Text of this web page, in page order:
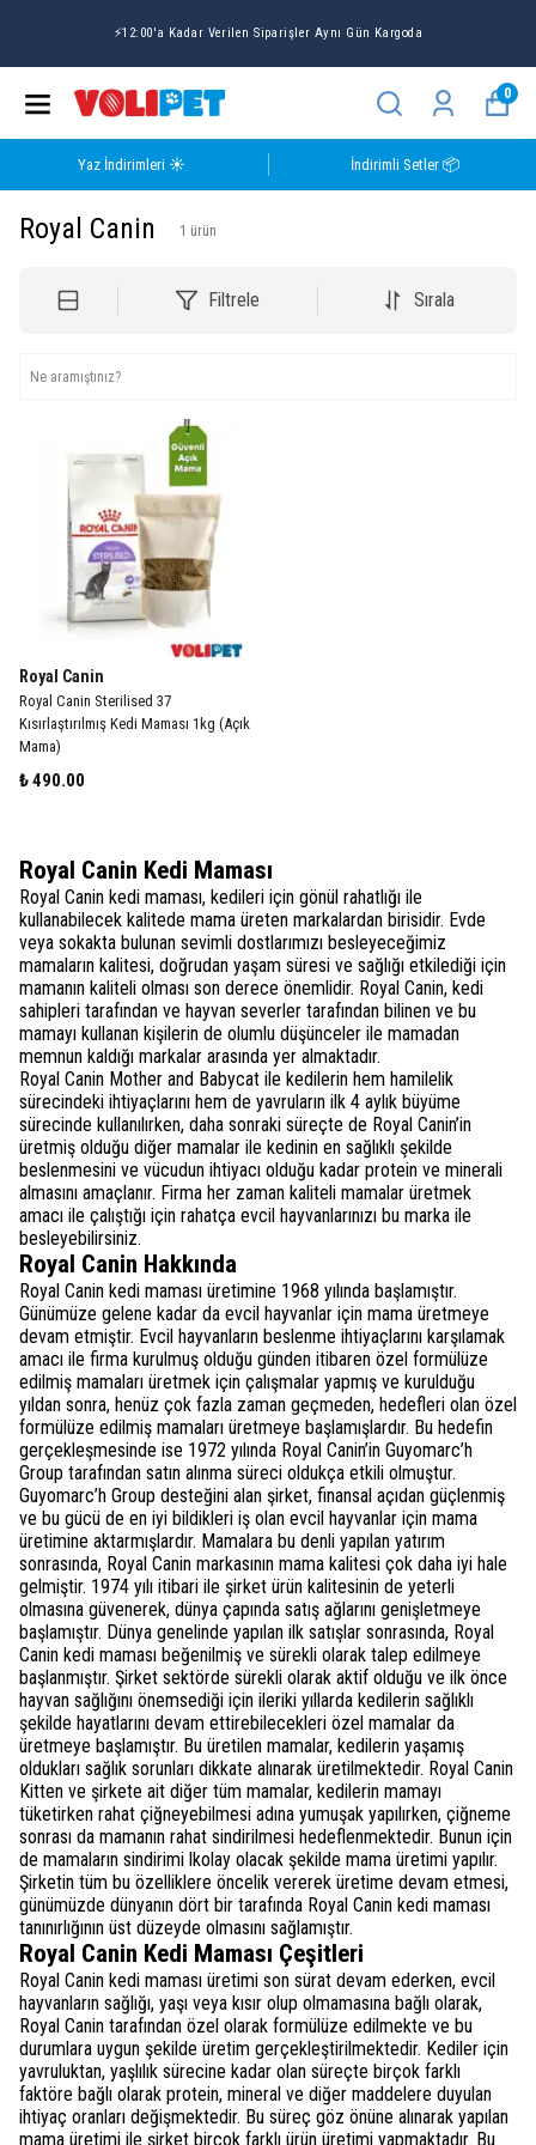
⚡12:00'a Kadar Verilen Siparişler Aynı Gün Kargoda
0
Yaz İndirimleri ☀️ İndirimli Setler 📦
Royal Canin 1 ürün
Filtrele Sırala
Royal Canin
Royal Canin Sterilised 37
Kısırlaştırılmış Kedi Maması 1kg (Açık
Mama)
₺ 490.00
Royal Canin Kedi Maması
Royal Canin kedi maması, kedileri için gönül rahatlığı ile
kullanabilecek kalitede mama üreten markalardan birisidir. Evde
veya sokakta bulunan sevimli dostlarımızı besleyeceğimiz
mamaların kalitesi, doğrudan yaşam süresi ve sağlığı etkilediği için
mamanın kaliteli olması son derece önemlidir. Royal Canin, kedi
sahipleri tarafından ve hayvan severler tarafından bilinen ve bu
mamayı kullanan kişilerin de olumlu düşünceler ile mamadan
memnun kaldığı markalar arasında yer almaktadır.
Royal Canin Mother and Babycat ile kedilerin hem hamilelik
sürecindeki ihtiyaçlarını hem de yavruların ilk 4 aylık büyüme
sürecinde kullanılırken, daha sonraki süreçte de Royal Canin’in
üretmiş olduğu diğer mamalar ile kedinin en sağlıklı şekilde
beslenmesini ve vücudun ihtiyacı olduğu kadar protein ve minerali
almasını amaçlanır. Firma her zaman kaliteli mamalar üretmek
amacı ile çalıştığı için rahatça evcil hayvanlarınızı bu marka ile
besleyebilirsiniz.
Royal Canin Hakkında
Royal Canin kedi maması üretimine 1968 yılında başlamıştır.
Günümüze gelene kadar da evcil hayvanlar için mama üretmeye
devam etmiştir. Evcil hayvanların beslenme ihtiyaçlarını karşılamak
amacı ile firma kurulmuş olduğu günden itibaren özel formülüze
edilmiş mamaları üretmek için çalışmalar yapmış ve kurulduğu
yıldan sonra, henüz çok fazla zaman geçmeden, hedefleri olan özel
formülüze edilmiş mamaları üretmeye başlamışlardır. Bu hedefin
gerçekleşmesinde ise 1972 yılında Royal Canin’in Guyomarc’h
Group tarafından satın alınma süreci oldukça etkili olmuştur.
Guyomarc’h Group desteğini alan şirket, finansal açıdan güçlenmiş
ve bu gücü de en iyi bildikleri iş olan evcil hayvanlar için mama
üretimine aktarmışlardır. Mamalara bu denli yapılan yatırım
sonrasında, Royal Canin markasının mama kalitesi çok daha iyi hale
gelmiştir. 1974 yılı itibari ile şirket ürün kalitesinin de yeterli
olmasına güvenerek, dünya çapında satış ağlarını genişletmeye
başlamıştır. Dünya genelinde yapılan ilk satışlar sonrasında, Royal
Canin kedi maması beğenilmiş ve sürekli olarak talep edilmeye
başlanmıştır. Şirket sektörde sürekli olarak aktif olduğu ve ilk önce
hayvan sağlığını önemsediği için ileriki yıllarda kedilerin sağlıklı
şekilde hayatlarını devam ettirebilecekleri özel mamalar da
üretmeye başlamıştır. Bu üretilen mamalar, kedilerin yaşamış
oldukları sağlık sorunları dikkate alınarak üretilmektedir. Royal Canin
Kitten ve şirkete ait diğer tüm mamalar, kedilerin mamayı
tüketirken rahat çiğneyebilmesi adına yumuşak yapılırken, çiğneme
sonrası da mamanın rahat sindirilmesi hedeflenmektedir. Bunun için
de mamaların sindirimi lkolay olacak şekilde mama üretimi yapılır.
Şirketin tüm bu özelliklere öncelik vererek üretime devam etmesi,
günümüzde dünyanın dört bir tarafında Royal Canin kedi maması
tanınırlığının üst düzeyde olmasını sağlamıştır.
Royal Canin Kedi Maması Çeşitleri
Royal Canin kedi maması üretimi son sürat devam ederken, evcil
hayvanların sağlığı, yaşı veya kısır olup olmamasına bağlı olarak,
Royal Canin tarafından özel olarak formülüze edilmekte ve bu
durumlara uygun şekilde üretim gerçekleştirilmektedir. Kediler için
yavruluktan, yaşlılık sürecine kadar olan süreçte birçok farklı
faktöre bağlı olarak protein, mineral ve diğer maddelere duyulan
ihtiyaç oranları değişmektedir. Bu süreç göz önüne alınarak yapılan
mama üretimi ile şirket birçok farklı ürün üretimi yapmaktadır. Bu